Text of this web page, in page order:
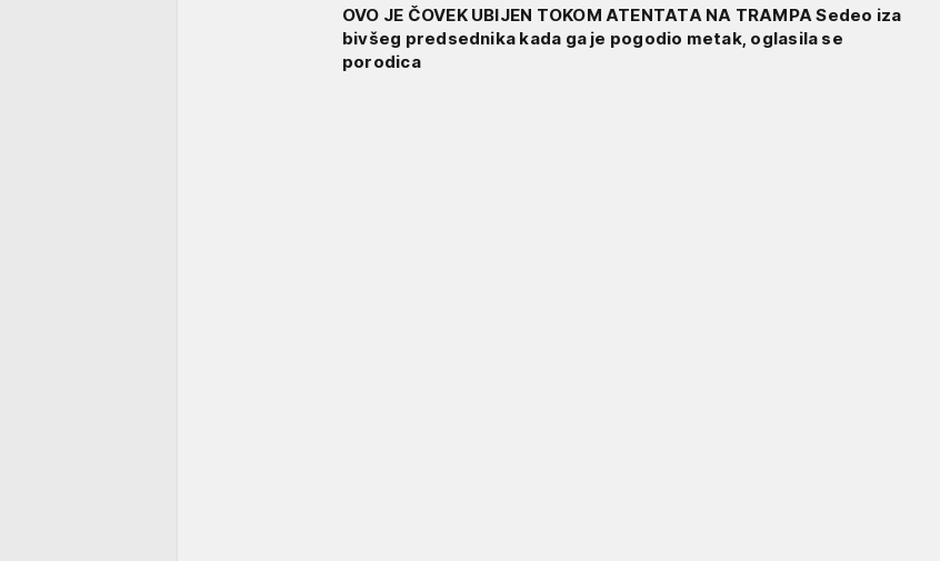
OVO JE ČOVEK UBIJEN TOKOM ATENTATA NA TRAMPA Sedeo iza
bivšeg predsednika kada ga je pogodio metak, oglasila se
porodica